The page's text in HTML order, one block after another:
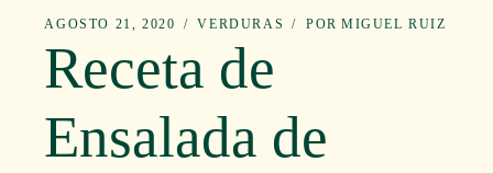
AGOSTO 21, 2020 VERDURAS POR MIGUEL RUIZ
Receta de
Ensalada de